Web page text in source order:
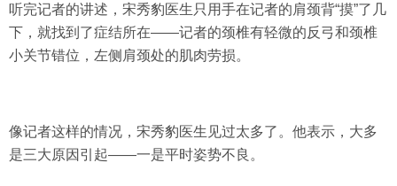
听完记者的讲述，宋秀豹医生只用手在记者的肩颈背“摸”了几
下，就找到了症结所在——记者的颈椎有轻微的反弓和颈椎
小关节错位，左侧肩颈处的肌肉劳损。
像记者这样的情况，宋秀豹医生见过太多了。他表示，大多
是三大原因引起——一是平时姿势不良 。